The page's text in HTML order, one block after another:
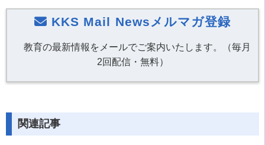
KKS Mail Newsメルマガ登録
教育の最新情報をメールでご案内いたします。（毎月
2回配信・無料）
関連記事